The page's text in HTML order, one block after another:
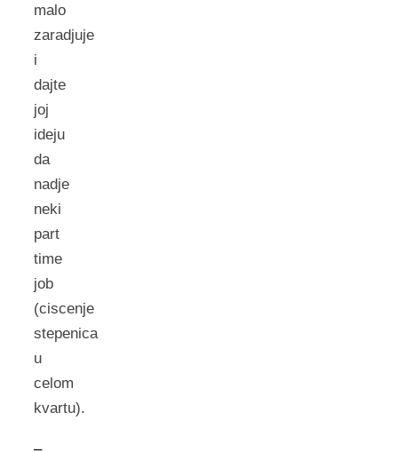
malo
zaradjuje
i
dajte
joj
ideju
da
nadje
neki
part
time
job
(ciscenje
stepenica
u
celom
kvartu).